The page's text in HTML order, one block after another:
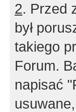
2. Przed
był
takiego
Forum.
napisać